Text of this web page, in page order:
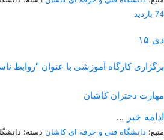
74 بازدید
۱۵ دی
برگزاری کارگاه آموزشی با عنوان "روابط
مهارت دختران کاشان
... ادامه خبر
منبع: دانشگاه فنی و حرفه ای کاشان دسته: